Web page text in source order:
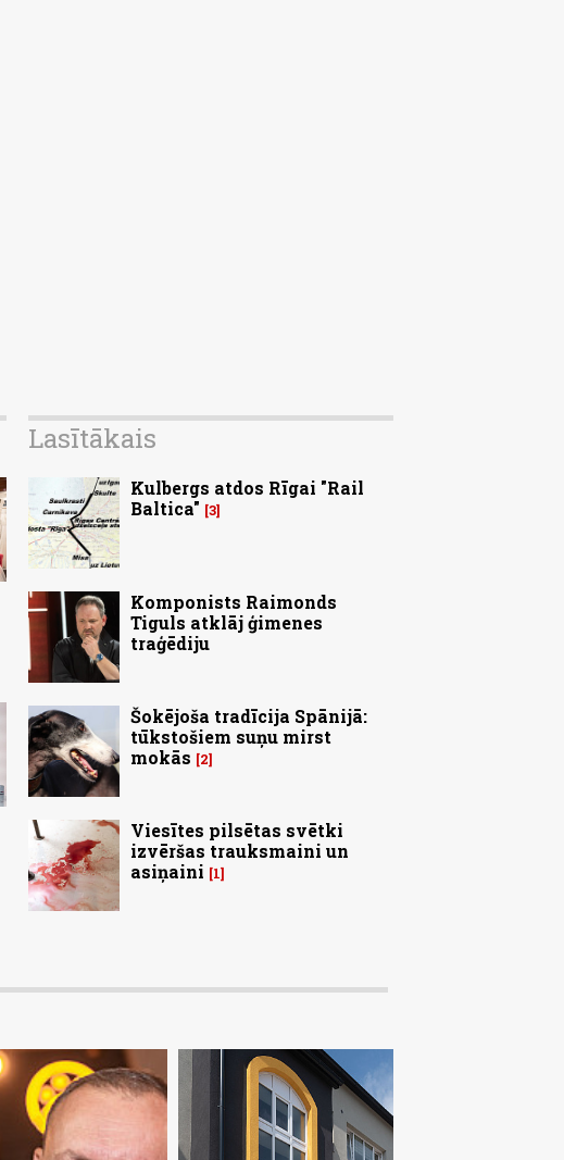
Lasītākais
Kulbergs atdos Rīgai "Rail
Baltica" 3
Komponists Raimonds
Tiguls atklāj ģimenes
traģēdiju
Šokējoša tradīcija Spānijā:
tūkstošiem suņu mirst
mokās
2
Viesītes pilsētas svētki
izvēršas trauksmaini un
asiņaini
1